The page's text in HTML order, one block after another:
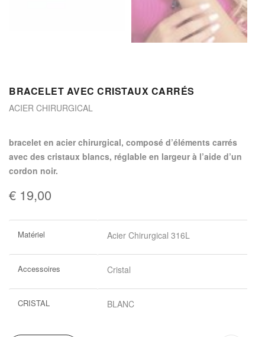
BRACELET AVEC CRISTAUX CARRÉS
ACIER CHIRURGICAL
bracelet en acier chirurgical, composé d’éléments carrés
avec des cristaux blancs, réglable en largeur à l’aide d’un
cordon noir.
€ 19,00
d’information
Matériel Acier Chirurgical 316L
Accessoires Cristal
CRISTAL BLANC